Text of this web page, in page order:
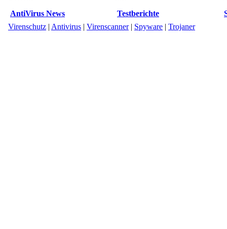
AntiVirus News Testberichte
Virenschutz | Antivirus | Virenscanner| Spyware | Trojaner